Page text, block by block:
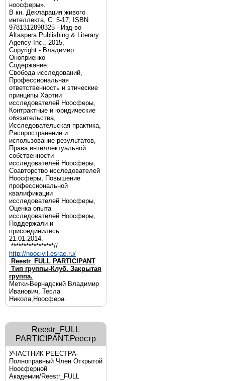
ноосферы».
В кн. Декларация живого
интеллекта, С. 5-17, ISBN
9781312898325 - Изд-во
Altaspera Publishing & Literary
Agency Inc., 2015,
Copyright - Владимир
Оноприенко
Содержание:
Свобода исследований,
Профессиональная
ответственность и этические
принципы Хартии
исследователей Ноосферы,
Контрактные и юридические
обязательства,
Исследовательская практика,
Распространение и
использование результатов,
Права интеллектуальной
собственности
исследователей Ноосферы,
Соавторство исследователей
Ноосферы, Повышение
профессиональной
квалификации
исследователей Ноосферы,
Оценка опыта
исследователей Ноосферы,
Поддержали и
присоединились
21.01.2014.
*****************//
http://noocivil.esrae.ru/
Reestr_FULL PARTICIPANT
Тип группы-Клуб. Закрытая
группа.
Метки-Вернадский Владимир
Иванович, Тесла
Никола,Ноосфера.
Reestr_FULL
PARTICIPANT.Реестр
УЧАСТНИК РЕЕСТРА-
Полноправный Член Открытой
Ноосферной
Академии/Reestr_FULL